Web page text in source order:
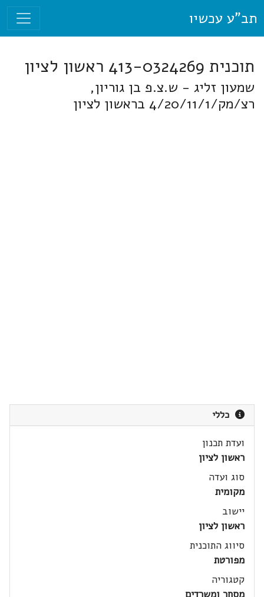
תב"ע עכשיו
תוכנית 413-0324269 ראשון לציון
שמעון זליג - ש.צ.פ בן גוריון,
רצ/מק/4/20/11/1 בראשון לציון
כללי
ועדת תכנון
ראשון לציון
סוג ועדה
מקומית
יישוב
ראשון לציון
סיווג התוכנית
מפורטת
קטגוריה